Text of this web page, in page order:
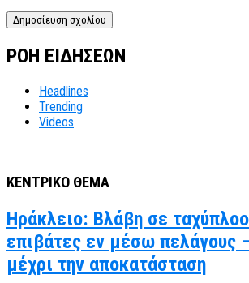
ΡΟΗ ΕΙΔΗΣΕΩΝ
Headlines
Trending
Videos
ΚΕΝΤΡΙΚΟ ΘΕΜΑ
Ηράκλειο: Βλάβη σε
επιβάτες εν μέσω πελάγους
μέχρι την αποκατάσταση